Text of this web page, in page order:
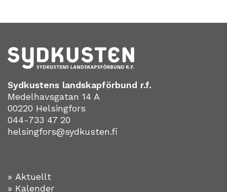
Sydkustens landskapförbund r.f.
Medelhavsgatan 14 A
00220 Helsingfors
044-733 47 20
helsingfors@sydkusten.fi
» Aktuellt
» Kalender